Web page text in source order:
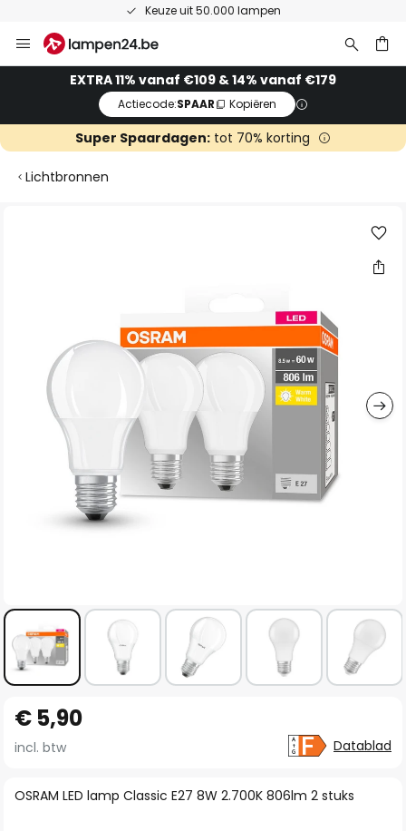
Keuze uit 50.000 lampen
naar
EXTRA 11% vanaf €109 & 14% vanaf €179
Actiecode:SPAAR Kopiëren
Super Spaardagen: tot 70% korting
Lichtbronnen
afbeeldingen-
gallerij
naar
het
van
OSRAM LED lamp Classic E27 8W 2.700K 806lm 2 stuks
€ 5,90
incl. btw Datablad